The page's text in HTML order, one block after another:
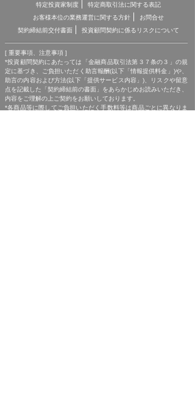
特定投資家制度
特定商取引法に関する表記
お客様本位の業務運営に関する方針
お問合せ
契約締結前交付書面
投資顧問契約に係るリスクについて
[ 重要事項、注意事項 ]
*投資顧問契約にあたっては「金融商品取引法第３７条の３」の規
定に基づき、ご負担いただく助言報酬(以下「情報提供料金」)や、
助言の内容および方法(以下「提供サービス内容」)、リスクや留意
点を記載した「契約締結前の書面」をあらかじめお読みいただき、
内容をご理解の上ご契約をお願いしております。
*各商品等に際してご負担いただく手数料等は商品ごとに異なりま